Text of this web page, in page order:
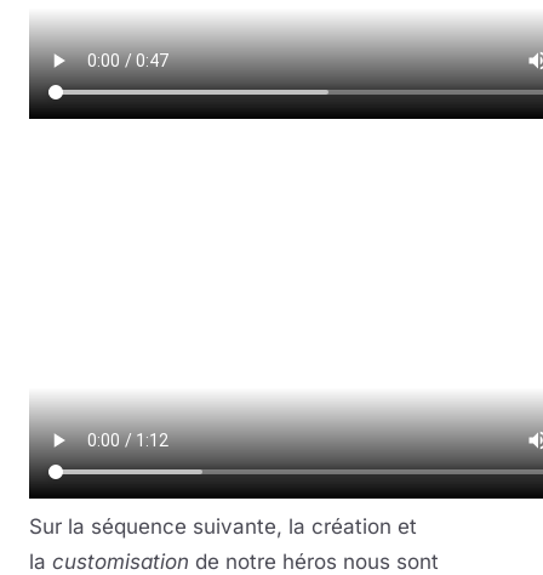
Sur la séquence suivante, la création et
la customisation de notre héros nous sont